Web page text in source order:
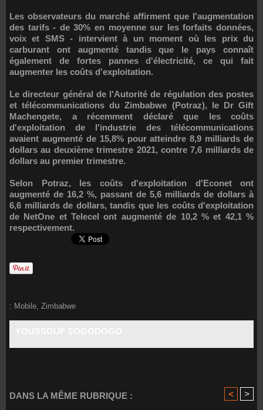
Les observateurs du marché affirment que l'augmentation
des tarifs- de 30% en moyenne sur les forfaits données,
voix et SMS - intervient à un moment où les prix du
carburant ont augmenté tandis que le pays connaît
également de fortes pannes d'électricité, ce qui fait
augmenter les coûts d'exploitation.
Le directeur général de l'Autorité de régulation des postes
et télécommunications du Zimbabwe (Potraz), le Dr Gift
Machengete, a récemment déclaré que les coûts
d'exploitation de l'industrie des télécommunications
avaient augmenté de 15,8% pour atteindre 8,9 milliards de
dollars au deuxième trimestre 2021, contre 7,6 milliards de
dollars au premier trimestre.
Selon Potraz, les coûts d'exploitation d'Econet ont
augmenté de 16,2 %, passant de 5,6 milliards de dollars à
6,6 milliards de dollars, tandis que les coûts d'exploitation
de NetOne et Telecel ont augmenté de 10,2 % et 42,1 %
respectivement.
: Mobile, Zimbabwe
DANS LA MÊME RUBRIQUE : < >